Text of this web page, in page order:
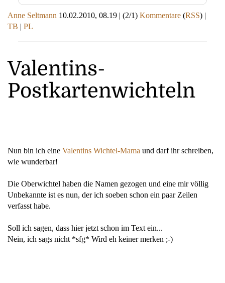
Anne Seltmann 10.02.2010, 08.19 | (2/1) Kommentare (RSS) |
TB | PL
Valentins-
Postkartenwichteln
Nun bin ich eine Valentins Wichtel-Mama und darf ihr schreiben,
wie wunderbar!
Die Oberwichtel haben die Namen gezogen und eine mir völlig
Unbekannte ist es nun, der ich soeben schon ein paar Zeilen
verfasst habe.
Soll ich sagen, dass hier jetzt schon im Text ein...
Nein, ich sags nicht *sfg* Wird eh keiner merken ;-)